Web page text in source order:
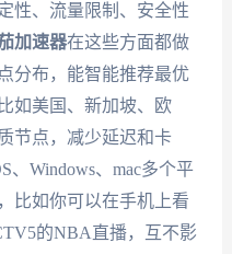
性、流量限制、安全性
加速器在这些方面都做
分布，能智能推荐最优
如美国、新加坡、欧
节点，减少延迟和卡
、Windows、mac多个平
比如你可以在手机上看
的NBA直播，互不影